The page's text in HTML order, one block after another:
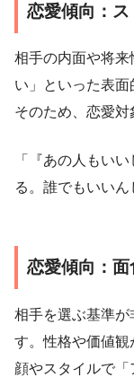
恋愛傾向：
相手の内面や将来
い」といった表面
そのため、恋愛対
「『あの人もい
る。誰でもいいん
恋愛傾向：面
相手を選ぶ基準が
す。性格や価値観
顔やスタイルで「